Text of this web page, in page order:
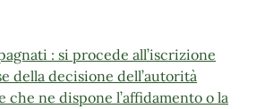
: si procede all’iscrizione
della decisione dell’autorità
ne dispone l’affidamento o la